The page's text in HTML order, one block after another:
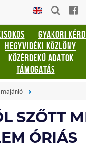
GYAKORI
HEGYVIDÉKI KÖZLÖNY
KÖZÉRDEKŰ ADATOK
TÁMOGATÁS
SZŐTT
ÓRIÁS